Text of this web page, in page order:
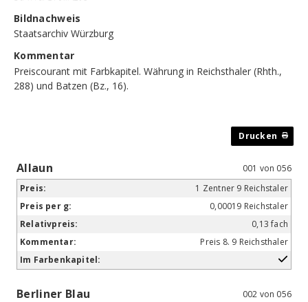
Bildnachweis
Staatsarchiv Würzburg
Kommentar
Preiscourant mit Farbkapitel. Währung in Reichsthaler (Rhth.,
288) und Batzen (Bz., 16).
Allaun
001 von 056
1 Zentner 9 Reichstaler
0,00019 Reichstaler
0,13 fach
Preis 8. 9 Reichsthaler
Berliner Blau
002 von 056